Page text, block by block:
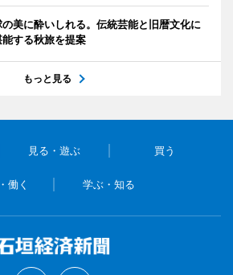
の美に酔いしれる。伝統芸能と旧暦文化に
する秋旅を提案
もっと見る
見る・遊ぶ 買う
働く 学ぶ・知る